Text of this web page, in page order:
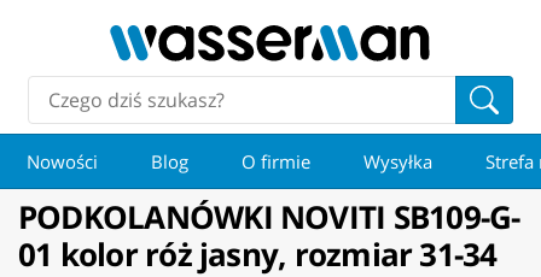
Nowości Blog O firmie Wysyłka Strefa
PODKOLANÓWKI NOVITI SB109-G-
01 kolor róż jasny, rozmiar 31-34